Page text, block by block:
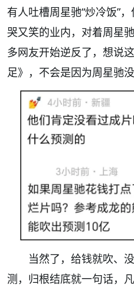
有人吐槽周星驰“炒冷饭”
哭又笑的业内，对着周星
多网友开始逆反了，想说
足》，不会是因为周星驰
当然了，给钱就吹、
测，归根结底就一句话，